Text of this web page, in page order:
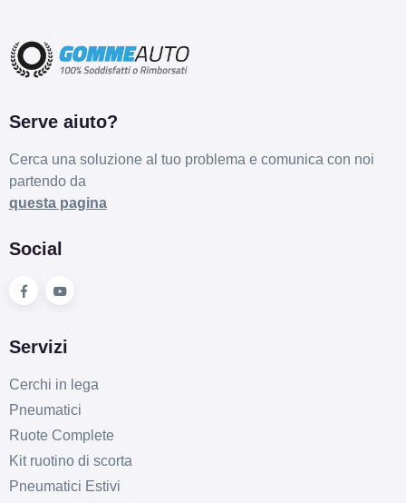
Esaurito
Silver 5 fori 18" 8X18
Esaurito
ARCASTING Gladio
ET38 5x114.3
ARCASTING Gladio
Graphite Lucido 5 fori
18" 8X18 ET42 5x108
Serve aiuto?
Cerca una soluzione al tuo problema e comunica con noi
partendo da
questa pagina
Social
Servizi
Cerchi in lega
Pneumatici
Ruote Complete
Kit ruotino di scorta
Pneumatici Estivi